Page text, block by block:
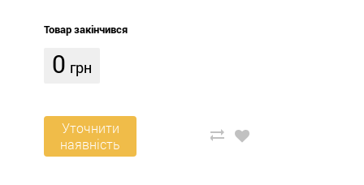
Товар закінчився
0 грн
Уточнити
наявність